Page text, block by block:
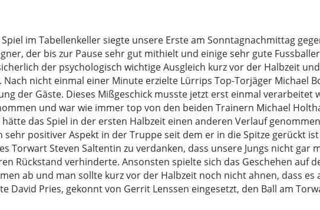
im Tabellenkeller siegte unsere Erste am Sonntagnachmittag
der bis zur Pause sehr gut mithielt und einige sehr gute
der psychologisch wichtige Ausgleich kurz vor der Halbzeit
Nach nicht einmal einer Minute erzielte Lürrips Top-Torjäger Michael
der Gäste. Dieses Mißgeschick musste jetzt erst einmal verarbeitet
und war wie immer top von den beiden Trainern Michael
das Spiel in der ersten Halbzeit einen anderen Verlauf
sehr positiver Aspekt in der Truppe seit dem er in die Spitze gerückt
Torwart Steven Saltentin zu verdanken, dass unsere Jungs nicht gar
Rückstand verhinderte. Ansonsten spielte sich das Geschehen auf
ab und man sollte kurz vor der Halbzeit noch nicht ahnen, dass es
David Pries, gekonnt von Gerrit Lenssen eingesetzt, den Ball am